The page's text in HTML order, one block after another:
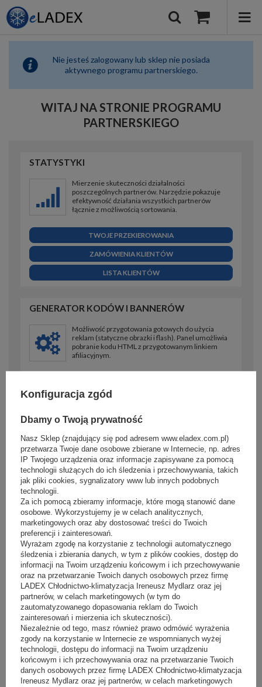
Nie jesteś zalogowany lub sklep nie posiada
aktywnego programu partnerskiego.
WITAJ NA STRONIE PROGRAMU
PARTNERSKIEGO
STATYSTYKI
Mierzenie skuteczności działalności
poszczególnych partnerów. Narzędzie pokazuje
efektywność działania wszystkich partnerów
łącznie z możliwością sortowania.
TWOJE PRZEKIEROWANIA
ZAMÓWIENIA KLIENTÓW
LISTA KLIENTÓW
GENERATOR KODÓW I BANNERÓW
Możliwość przygotowania gotowych do użycia
reklam (statyczne obrazki i flash). Panel umożliwia
pobranie kodu HTML z przygotowanym linkiem
afiliacyjnym.
KOD PHP
KOD JAVASCRIPT
ROZLICZENIA
rozliczeń ze sklepem.
ROZLICZENIA
ŚRODKI DO WYKORZYSTANIA
Narzędzie pozwala na wypłaty lub wymiany
zgromadzonych środków na bon towarowy.
ŚRODKI DO WYKORZYSTANIA
Konfiguracja zgód
Dbamy o Twoją prywatność
Nasz Sklep (znajdujący się pod adresem www.eladex.com.pl)
przetwarza Twoje dane osobowe zbierane w Internecie, np. adres
IP Twojego urządzenia oraz informacje zapisywane za pomocą
technologii służących do ich śledzenia i przechowywania, takich
jak pliki cookies, sygnalizatory www lub innych podobnych
technologii.
Za ich pomocą zbieramy informacje, które mogą stanowić dane
osobowe. Wykorzystujemy je w celach analitycznych,
marketingowych oraz aby dostosować treści do Twoich
preferencji i zainteresowań.
Wyrażam zgodę na korzystanie z technologii automatycznego
śledzenia i zbierania danych, w tym z plików cookies, dostęp do
informacji na Twoim urządzeniu końcowym i ich przechowywanie
oraz na przetwarzanie Twoich danych osobowych przez firmę
LADEX Chłodnictwo-klimatyzacja Ireneusz Mydlarz oraz jej
partnerów, w celach marketingowych (w tym do
zautomatyzowanego dopasowania reklam do Twoich
zainteresowań i mierzenia ich skuteczności).
Niezależnie od tego, masz również prawo odmówić wyrażenia
zgody na korzystanie w Internecie ze wspomnianych wyżej
technologii, dostępu do informacji na Twoim urządzeniu
końcowym i ich przechowywania oraz na przetwarzanie Twoich
danych osobowych przez firmę LADEX Chłodnictwo-klimatyzacja
Ireneusz Mydlarz oraz jej partnerów, w celach marketingowych